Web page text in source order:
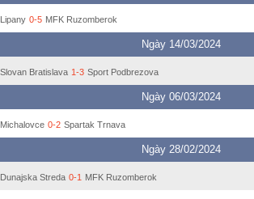
Lipany 0-5 MFK Ruzomberok
Ngày 14/03/2024
Slovan Bratislava 1-3 Sport Podbrezova
Ngày 06/03/2024
Michalovce 0-2 Spartak Trnava
Ngày 28/02/2024
Dunajska Streda 0-1 MFK Ruzomberok